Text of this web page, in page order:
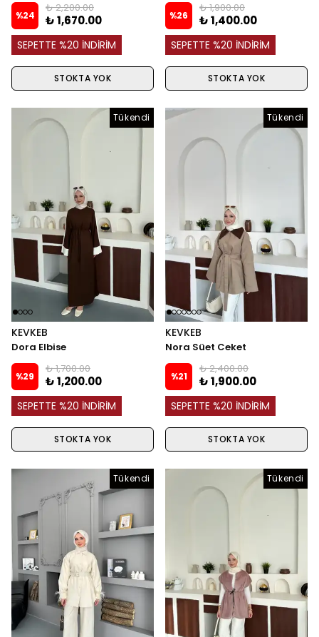
%24
₺ 2,200.00
₺ 1,670.00
SEPETTE %20 İNDİRİM
STOKTA YOK
%26
₺ 1,900.00
₺ 1,400.00
SEPETTE %20 İNDİRİM
STOKTA YOK
Tükendi Tükendi
KEVKEB
Dora Elbise
%29
₺ 1,700.00
₺ 1,200.00
SEPETTE %20 İNDİRİM
STOKTA YOK
Tükendi
KEVKEB
Nora Süet Ceket
%21
₺ 2,400.00
₺ 1,900.00
SEPETTE %20 İNDİRİM
STOKTA YOK
Tükendi Tükendi
Tükendi